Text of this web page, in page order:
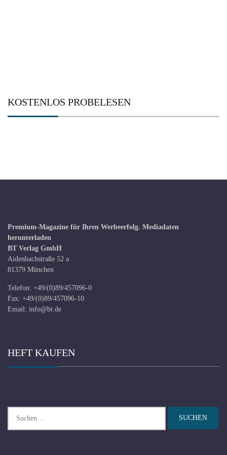
KOSTENLOS PROBELESEN
Premium-Magazine für Ihren Werbeerfolg. Mediadaten
herunterladen
BT Verlag GmbH
Aidenbachstraße 52 a
81379 München
Telefon: +49/(0)89/457096-0
Fax: +49/(0)89/457096-10
Email: info@bt.de
HEFT KAUFEN
nach: